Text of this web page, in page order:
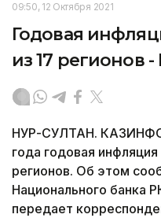
09:50, 12 Октября 2021
Годовая
из 17 регионов
НУР-СУЛТАН.
года годовая инфляция
регионов. Об этом
Национального банка
передает